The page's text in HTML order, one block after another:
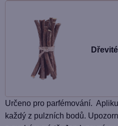
Určeno pro parfémování.
každý z pulzních bodů.